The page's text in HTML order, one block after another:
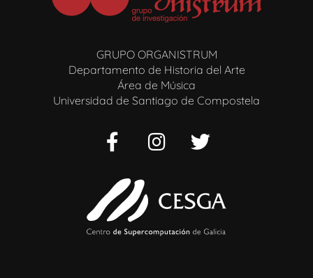
GRUPO ORGANISTRUM
Departamento de Historia del Arte
Área de Música
Universidad de Santiago de Compostela